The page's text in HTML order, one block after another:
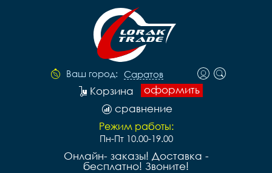
Ваш город: Саратов
оформить
Корзина
сравнение
Режим работы:
Пн-Пт 10.00-19.00
Онлайн- заказы! Доставка -
бесплатно! Звоните!